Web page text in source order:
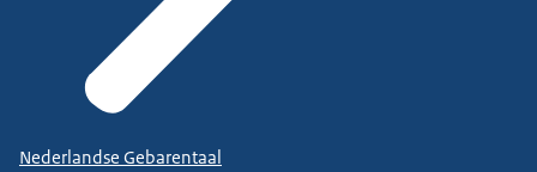
Nederlandse Gebarentaal